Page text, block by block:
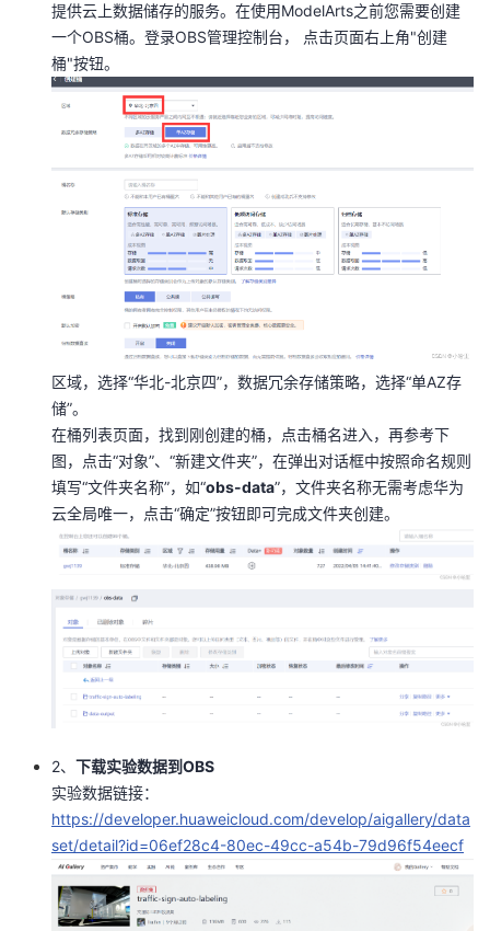
课
的
我
技
术
的
云
提供云上数据储存的服务。在使用ModelArts之前您需要创建
一个OBS桶。登录OBS管理控制台， 点击页面右上角"创建
桶"按钮。
区域，选择“华北-北京四”，数据冗余存储策略，选择“单AZ存
储”。
在桶列表页面，找到刚创建的桶，点击桶名进入，再参考下
图，点击“对象”、“新建文件夹”，在弹出对话框中按照命名规则
填写“文件夹名称”，如“obs-data”，文件夹名称无需考虑华为
云全局唯一，点击“确定”按钮即可完成文件夹创建。
2、 下载实验数据到OBS
实验数据链接：
https://developer.huaweicloud.com/develop/aigallery/data
set/detail?id=06ef28c4-80ec-49cc-a54b-79d96f54eecf